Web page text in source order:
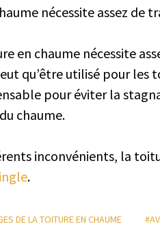
nécessite assez de
en chaume nécessite
qu’être utilisé pour les
pour éviter la
chaume.
inconvénients, la
.
DE LA TOITURE EN CHAUME